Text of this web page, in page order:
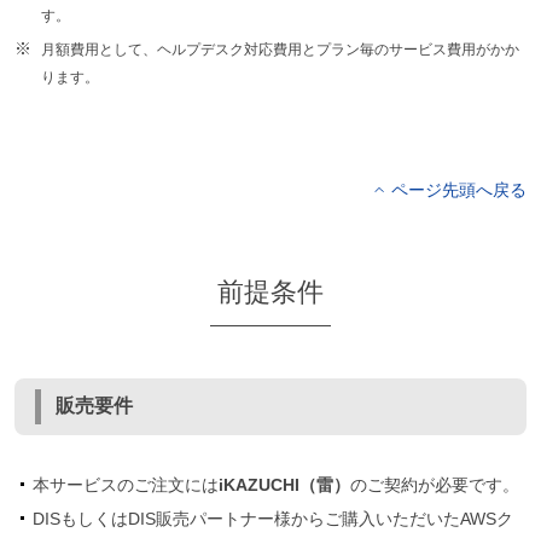
す。
月額費用として、ヘルプデスク対応費用とプラン毎のサービス費用がかか
ります。
ページ先頭へ戻る
前提条件
販売要件
本サービスのご注文にはiKAZUCHI（雷） のご契約が必要です。
DISもしくはDIS販売パートナー様からご購入いただいたAWSク